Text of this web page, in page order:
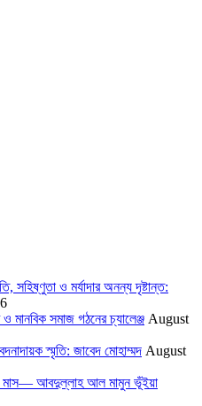
সহিষ্ণুতা ও মর্যাদার অনন্য দৃষ্টান্ত:
মানবিক সমাজ গঠনের চ্যালেঞ্জ August
স্মৃতি: জাবেদ মোহাম্মদ August
মাস— আবদুল্লাহ আল মামুন ভূঁইয়া